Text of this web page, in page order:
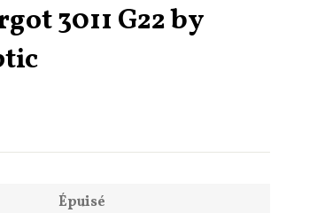
3011 G22 by
Épuisé